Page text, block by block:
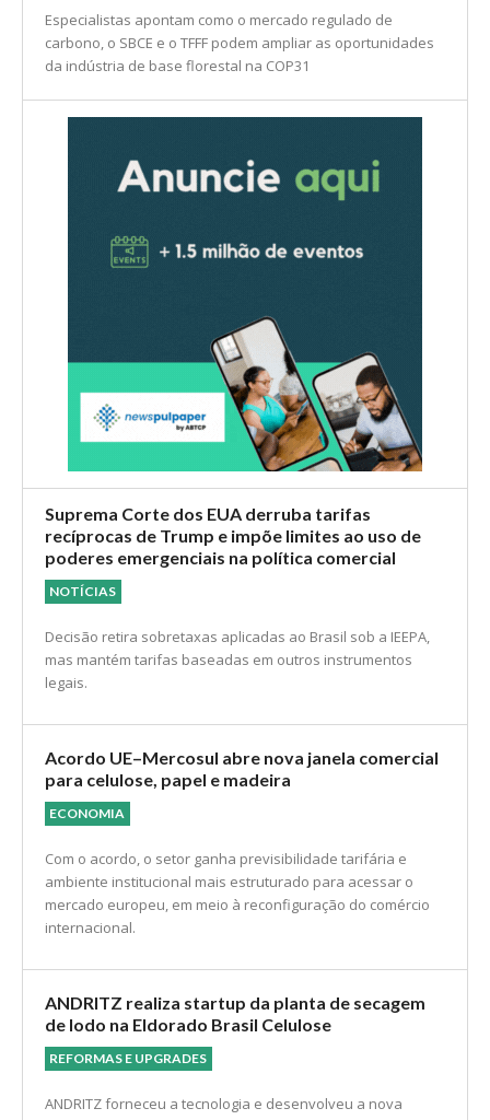
Especialistas apontam como o mercado regulado de
carbono, o SBCE e o TFFF podem ampliar as oportunidades
da indústria de base florestal na COP31
Suprema Corte dos EUA derruba tarifas
recíprocas de Trump e impõe limites ao uso de
poderes emergenciais na política comercial
NOTÍCIAS
Decisão retira sobretaxas aplicadas ao Brasil sob a IEEPA,
mas mantém tarifas baseadas em outros instrumentos
legais.
Acordo UE–Mercosul abre nova janela comercial
para celulose, papel e madeira
ECONOMIA
Com o acordo, o setor ganha previsibilidade tarifária e
ambiente institucional mais estruturado para acessar o
mercado europeu, em meio à reconfiguração do comércio
internacional.
ANDRITZ realiza startup da planta de secagem
de lodo na Eldorado Brasil Celulose
REFORMAS E UPGRADES
ANDRITZ forneceu a tecnologia e desenvolveu a nova